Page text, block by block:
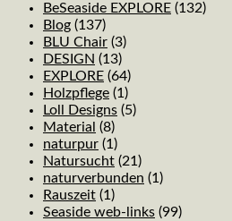
BeSeaside EXPLORE (132)
Blog (137)
BLU Chair (3)
DESIGN (13)
EXPLORE (64)
Holzpflege (1)
Loll Designs (5)
Material (8)
naturpur (1)
Natursucht (21)
naturverbunden (1)
Rauszeit (1)
Seaside web-links (99)